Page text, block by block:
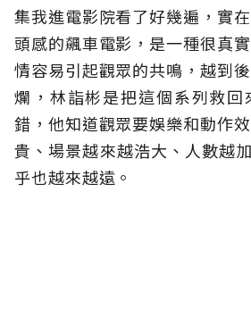
集我進電影院看了好幾遍，實
頭感的飆車電影，是一種很真
情容易引起觀眾的共鳴，越到
爛，林詣彬是把這個系列救回
錯，他知道觀眾要娛樂和動作
貴、場景越來越浩大、人數越
乎也越來越遠。